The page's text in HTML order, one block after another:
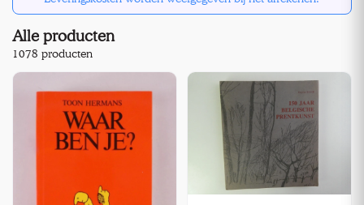
Alle producten
1078 producten